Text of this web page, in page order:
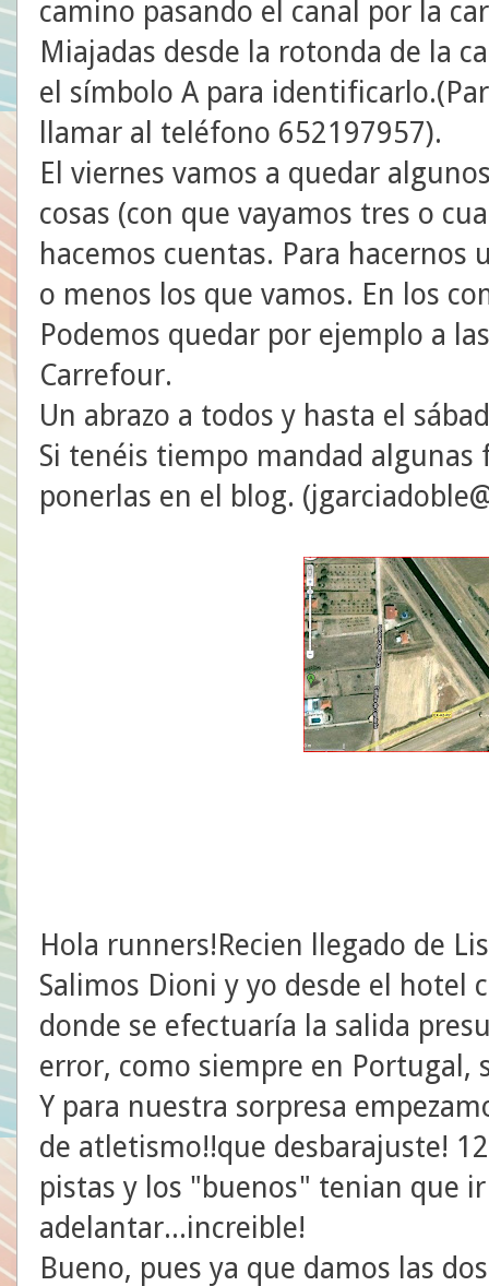
camino pasando el canal por la
Miajadas desde la rotonda de la
el símbolo A para
llamar al teléfono 652197957).
El viernes vamos a quedar
cosas (con que vayamos tres o
hacemos cuentas. Para hacernos
o menos los que vamos. En los
Podemos quedar por ejemplo a
Carrefour.
Un abrazo a todos y hasta el
Si tenéis tiempo mandad
ponerlas en el blog.
Hola runners!Recien llegado de
Salimos Dioni y yo desde el hotel
donde se efectuaría la salida
error, como siempre en Portugal,
Y para nuestra sorpresa
de atletismo!!que desbarajuste!
pistas y los "buenos" tenian que
adelantar...increible!
Bueno, pues ya que damos las